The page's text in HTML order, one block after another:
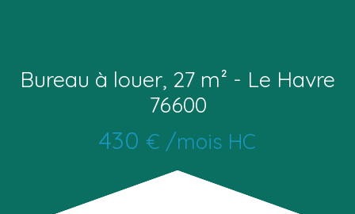
Bureau à louer, 27 m² - Le Havre
76600
430 € /mois HC